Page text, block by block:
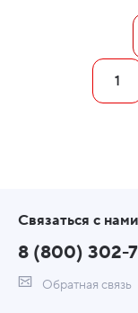
1
Связаться с нами
8 (800) 302-
Обратная связь